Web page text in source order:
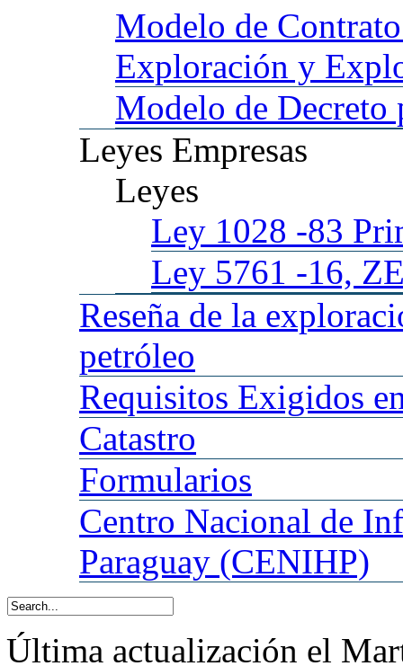
Modelo de
Exploración y
Modelo de Decreto
Leyes Empresas
Leyes
Ley 1028 -83
Ley 5761 -16,
Reseña de la
petróleo
Requisitos Exigidos
Catastro
Formularios
Centro Nacional de
Paraguay (CENIHP)
Última actualización el